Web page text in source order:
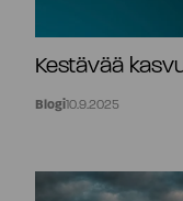
Kestävää
Blogi10.9.2025